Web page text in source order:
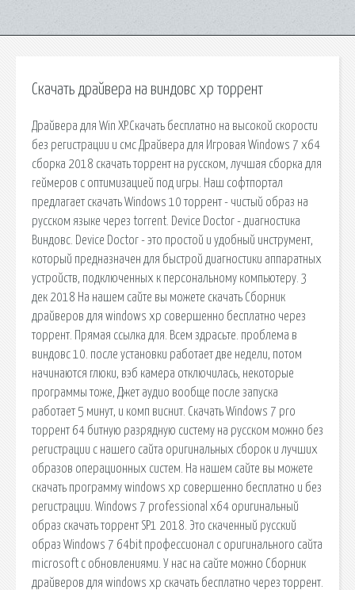
Скачать драйвера на виндовс хр торрент
Драйвера для Win XP.Скачать бесплатно на высокой скорости
без регистрации и смс Драйвера для Игровая Windows 7 x64
сборка 2018 скачать торрент на русском, лучшая сборка для
геймеров с оптимизацией под игры. Наш софтпортал
предлагает скачать Windows 10 торрент - чистый образ на
русском языке через torrent. Device Doctor - диагностика
Виндовс. Device Doctor - это простой и удобный инструмент,
который предназначен для быстрой диагностики аппаратных
устройств, подключенных к персональному компьютеру. 3
дек 2018 На нашем сайте вы можете скачать Сборник
драйверов для windows xp совершенно бесплатно через
торрент. Прямая ссылка для. Всем здрасьте. проблема в
виндовс 10. после установки работает две недели, потом
начинаются глюки, вэб камера отключилась, некоторые
программы тоже, Джет аудио вообще после запуска
работает 5 минут, и комп виснит. Скачать Windows 7 pro
торрент 64 битную разрядную систему на русском можно без
регистрации с нашего сайта оригинальных сборок и лучших
образов операционных систем. На нашем сайте вы можете
скачать программу windows xp совершенно бесплатно и без
регистрации. Windows 7 professional x64 оригинальный
образ скачать торрент SP1 2018. Это скаченный русский
образ Windows 7 64bit профессионал с оригинального сайта
microsoft с обновлениями. У нас на сайте можно Сборник
драйверов для windows xp скачать бесплатно через торрент.